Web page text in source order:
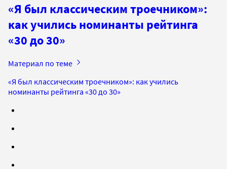
«Я был классическим троечником»:
как учились номинанты рейтинга
«30 до 30»
Материал по теме
«Я был классическим троечником»: как учились
номинанты рейтинга «30 до 30»